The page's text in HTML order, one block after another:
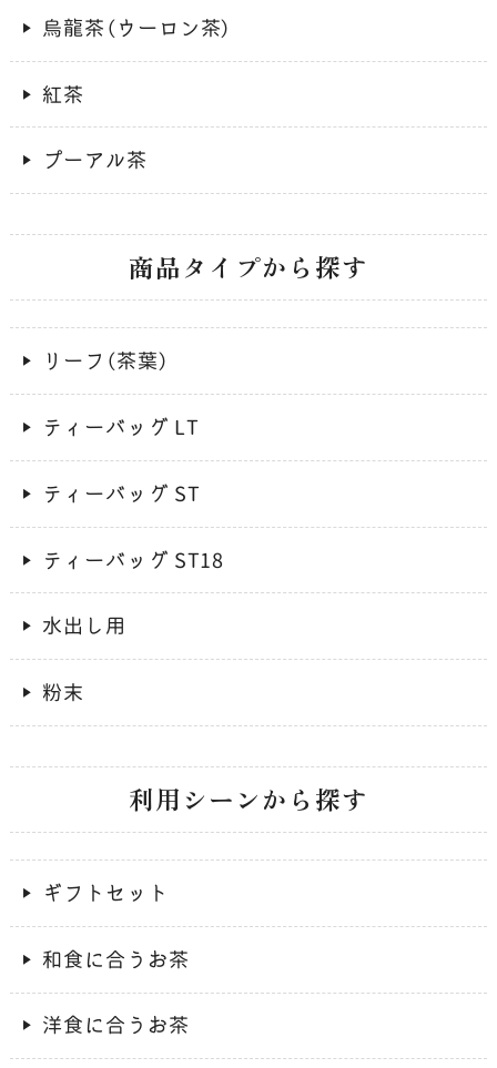
烏龍茶（ウーロン茶）
紅茶
プーアル茶
商品タイプから探す
リーフ（茶葉）
ティーバッグ LT
ティーバッグ ST
ティーバッグ ST18
水出し用
粉末
利用シーンから探す
ギフトセット
和食に合うお茶
洋食に合うお茶